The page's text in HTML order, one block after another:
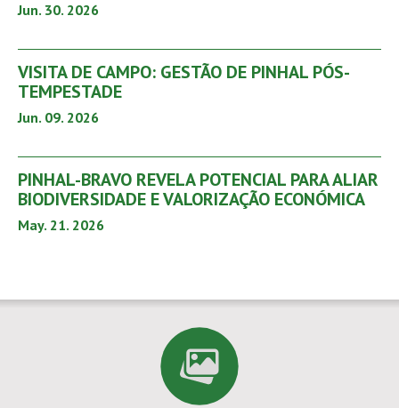
Jun. 30. 2026
VISITA DE CAMPO: GESTÃO DE PINHAL PÓS-
TEMPESTADE
Jun. 09. 2026
PINHAL-BRAVO REVELA POTENCIAL PARA ALIAR
BIODIVERSIDADE E VALORIZAÇÃO ECONÓMICA
May. 21. 2026